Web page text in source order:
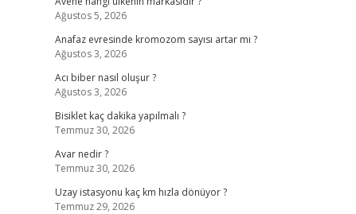
Ağustos 5, 2026
Anafaz evresinde kromozom sayısı artar mı ?
Ağustos 3, 2026
Acı biber nasıl oluşur ?
Ağustos 3, 2026
Bisiklet kaç dakika yapılmalı ?
Temmuz 30, 2026
Avar nedir ?
Temmuz 30, 2026
Uzay istasyonu kaç km hızla dönüyor ?
Temmuz 29, 2026